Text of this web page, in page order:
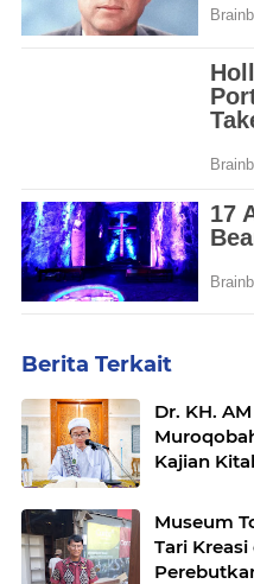
Berita Terkait
Dr. KH.
Kajian
Museum
Tari Kreasi